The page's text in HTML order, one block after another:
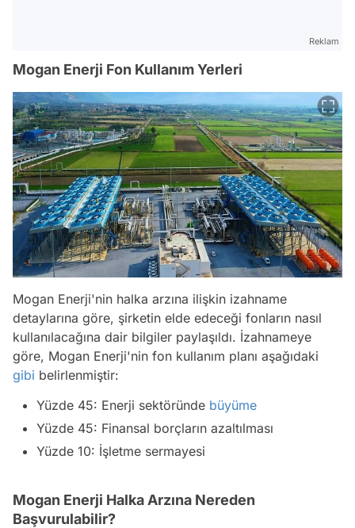
Reklam
Mogan Enerji Fon Kullanım Yerleri
Mogan Enerji'nin halka arzına ilişkin izahname
detaylarına göre, şirketin elde edeceği fonların nasıl
kullanılacağına dair bilgiler paylaşıldı. İzahnameye
göre, Mogan Enerji'nin fon kullanım planı aşağıdaki
gibi belirlenmiştir:
Yüzde 45: Enerji sektöründe büyüme
Yüzde 45: Finansal borçların azaltılması
Yüzde 10: İşletme sermayesi
Mogan Enerji Halka Arzına Nereden
Başvurulabilir?